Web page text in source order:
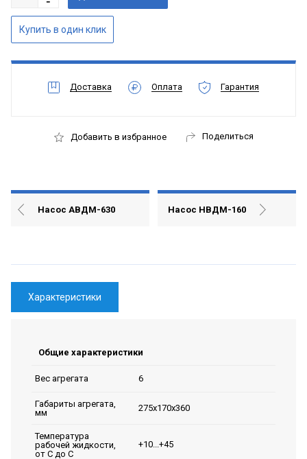
Доставка Оплата Гарантия
Добавить в избранное Поделиться
Насос АВДМ-630 Насос НВДМ-160
Характеристики
Общие характеристики
Вес агрегата 6
Габариты агрегата,
мм
275х170х360
Температура
рабочей жидкости,
от С до С
+10...+45